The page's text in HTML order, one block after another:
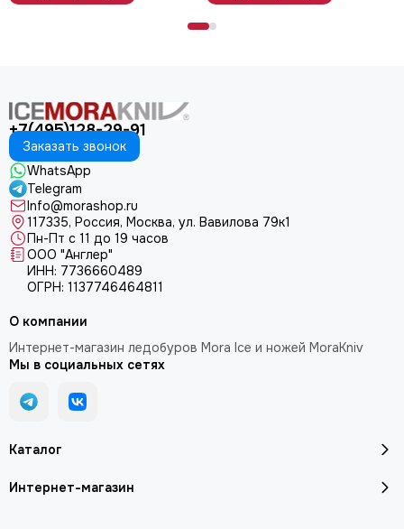
+7(495)128-29-91
Заказать звонок
WhatsApp
Telegram
Info@morashop.ru
117335, Россия, Москва, ул. Вавилова 79к1
Пн-Пт с 11 до 19 часов
ООО "Англер"
ИНН: 7736660489
ОГРН: 1137746464811
Каталог
Интернет-магазин
О компании
Интернет-магазин ледобуров Mora Ice и ножей MoraKniv
Мы в социальных сетях